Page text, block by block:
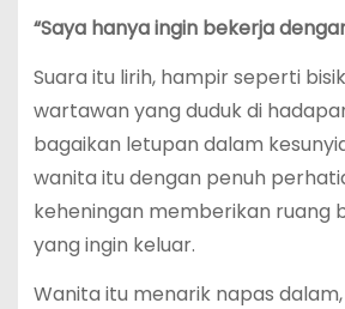
“Saya hanya ingin bekerja
Suara itu lirih, hampir seperti
wartawan yang duduk di
bagaikan letupan dalam
wanita itu dengan penuh
keheningan memberikan ruang
yang ingin keluar.
Wanita itu menarik napas